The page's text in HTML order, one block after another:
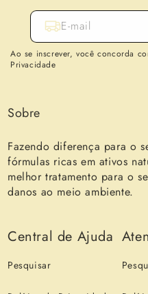
E-mail
Ao se inscrever, você concorda
Privacidade
Sobre
Fazendo diferença para o
fórmulas ricas em ativos
melhor tratamento para o
danos ao meio ambiente.
Central de Ajuda
Pesquisar